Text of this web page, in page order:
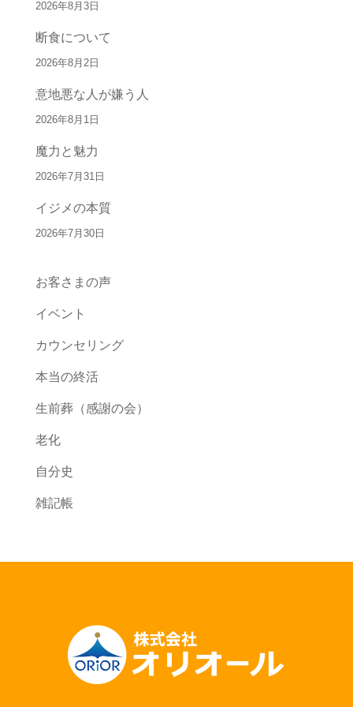
2026年8月3日
断食について
2026年8月2日
意地悪な人が嫌う人
2026年8月1日
魔力と魅力
2026年7月31日
イジメの本質
2026年7月30日
お客さまの声
イベント
カウンセリング
本当の終活
生前葬（感謝の会）
老化
自分史
雑記帳